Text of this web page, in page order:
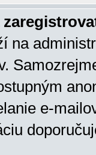
na
e-